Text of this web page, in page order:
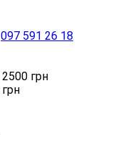
097 591 26 18
2500 грн
грн